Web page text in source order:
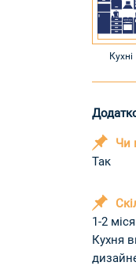
Кухні
Чи
Так
1-2
Кухня